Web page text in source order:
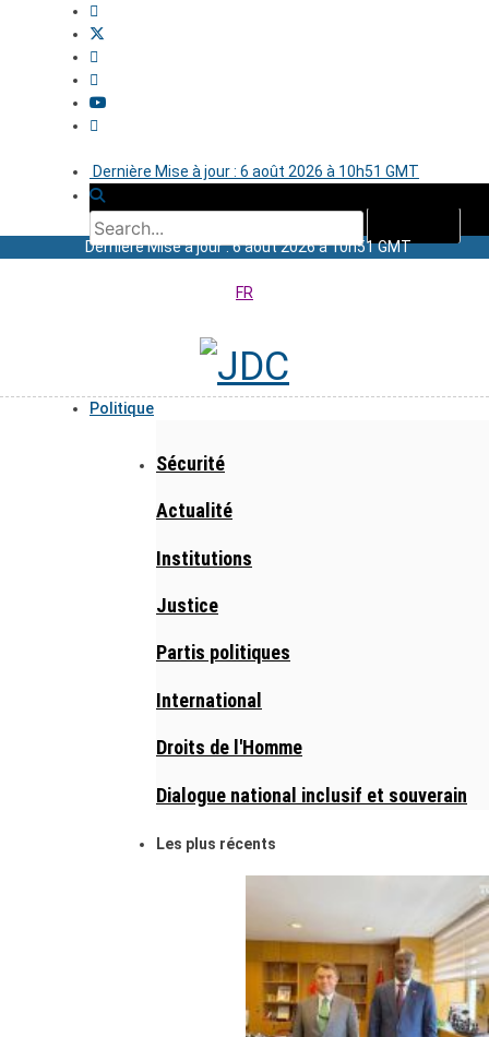
Dernière Mise à jour : 6 août 2026 à 10h51 GMT
Dernière Mise à jour : 6 août 2026 à 10h51 GMT
FR
Politique
Sécurité
Actualité
Institutions
Justice
Partis politiques
International
Droits de l'Homme
Dialogue national inclusif et souverain
Les plus récents